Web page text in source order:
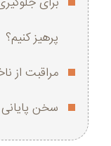
پرهیز کنیم؟
مراقبت از
سخن پایانی